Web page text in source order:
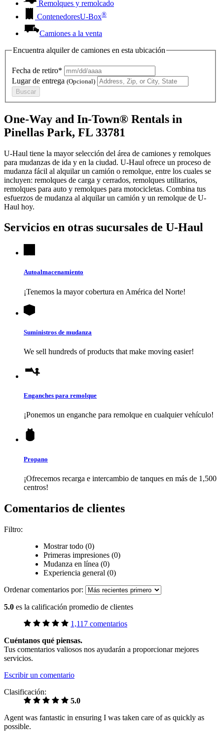
Remolques y remolcado
ContenedoresU-Box®
Camiones a la venta
Encuentra alquiler de camiones en esta ubicación
Fecha de retiro*
Lugar de entrega (Opcional)
Buscar
One-Way and In-Town® Rentals in
Pinellas Park, FL 33781
U-Haul tiene la mayor selección del área de camiones y remolques
para mudanzas de ida y en la ciudad. U-Haul ofrece un proceso de
mudanza fácil al alquilar un camión o remolque, entre los cuales se
incluyen: remolques de carga y cerrados, remolques utilitarios,
remolques para auto y remolques para motocicletas. Combina tus
esfuerzos de mudanza al alquilar un camión y un remolque de U-
Haul hoy.
Servicios en otras sucursales de U-Haul
Autoalmacenamiento
¡Tenemos la mayor cobertura en América del Norte!
Suministros de mudanza
We sell hundreds of products that make moving easier!
Enganches para remolque
¡Ponemos un enganche para remolque en cualquier vehículo!
Propano
¡Ofrecemos recarga e intercambio de tanques en más de 1,500
centros!
Comentarios de clientes
Filtro:
Mostrar todo (0)
Primeras impresiones (0)
Mudanza en línea (0)
Experiencia general (0)
Ordenar comentarios por:
5.0 es la calificación promedio de clientes
1,117 comentarios
Cuéntanos qué piensas.
Tus comentarios valiosos nos ayudarán a proporcionar mejores
servicios.
Escribir un comentario
Clasificación:
5.0
Agent was fantastic in ensuring I was taken care of as quickly as
possible.